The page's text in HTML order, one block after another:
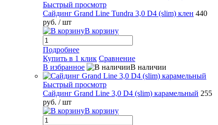
Быстрый просмотр
Сайдинг Grand Line Tundra 3,0 D4 (slim) клен 440
руб. / шт
В корзину
Подробнее
Купить в 1 клик Сравнение
В избранное
В наличии
Быстрый просмотр
Сайдинг Grand Line 3,0 D4 (slim) карамельный 255
руб. / шт
В корзину